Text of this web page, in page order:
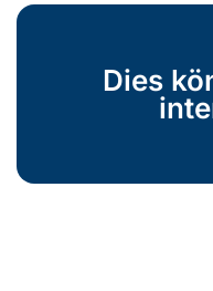
Dies